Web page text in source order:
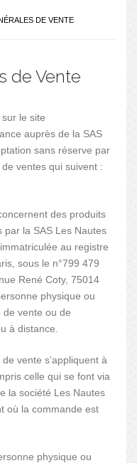
DE VENTE
de Vente
sur le site
auprès de la SAS
sans réserve par
ventes qui suivent :
des produits
par la SAS Les Nautes
au registre
sous le n°799 479
René Coty, 75014
physique ou
de vente ou de
à distance.
vente s’appliquent à
celle qui se font via
la société Les Nautes
où la commande est
physique ou